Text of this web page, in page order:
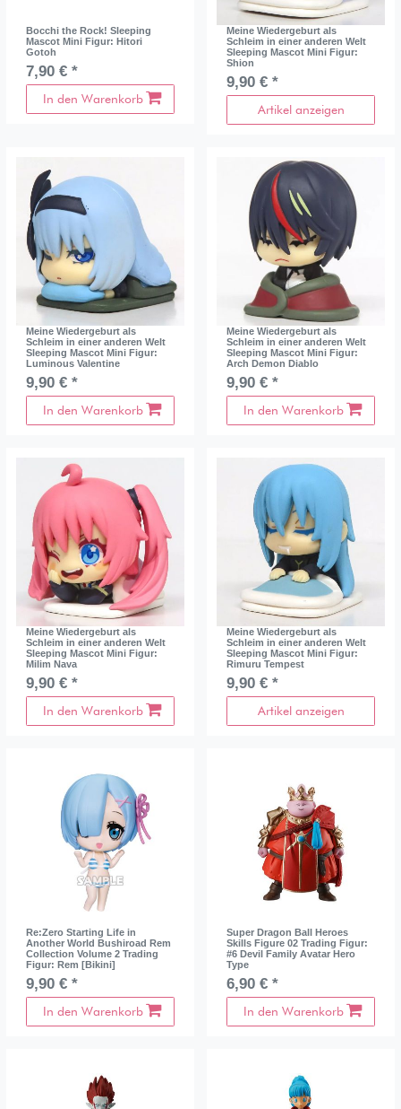
Bocchi the Rock! Sleeping
Mascot Mini Figur: Hitori
Gotoh
7,90 € *
In den Warenkorb
Meine Wiedergeburt als
Schleim in einer anderen Welt
Sleeping Mascot Mini Figur:
Shion
9,90 € *
Artikel anzeigen
Meine Wiedergeburt als
Schleim in einer anderen Welt
Sleeping Mascot Mini Figur:
Luminous Valentine
9,90 € *
In den Warenkorb
Meine Wiedergeburt als
Schleim in einer anderen Welt
Sleeping Mascot Mini Figur:
Arch Demon Diablo
9,90 € *
In den Warenkorb
Meine Wiedergeburt als
Schleim in einer anderen Welt
Sleeping Mascot Mini Figur:
Milim Nava
9,90 € *
In den Warenkorb
Meine Wiedergeburt als
Schleim in einer anderen Welt
Sleeping Mascot Mini Figur:
Rimuru Tempest
9,90 € *
Artikel anzeigen
Re:Zero Starting Life in
Another World Bushiroad Rem
Collection Volume 2 Trading
Figur: Rem [Bikini]
9,90 € *
In den Warenkorb
Super Dragon Ball Heroes
Skills Figure 02 Trading Figur:
#6 Devil Family Avatar Hero
Type
6,90 € *
In den Warenkorb